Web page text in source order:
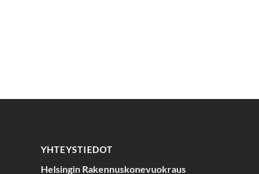
YHTEYSTIEDOT
Helsingin Rakennuskonevuokraus